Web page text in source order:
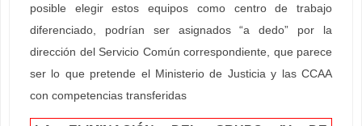
posible elegir estos equipos como centro de trabajo
diferenciado, podrían ser asignados “a dedo” por la
dirección del Servicio Común correspondiente, que parece
ser lo que pretende el Ministerio de Justicia y las CCAA
con competencias transferidas